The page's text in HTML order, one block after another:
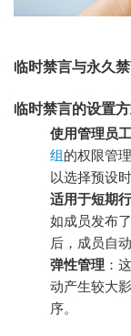
临时禁言与永久
临时禁言的设置
使用管理员
组的权限管
以选择预设
适用于短期
如成员发布
后，成员自
弹性管理 ：
动产生较大
序。